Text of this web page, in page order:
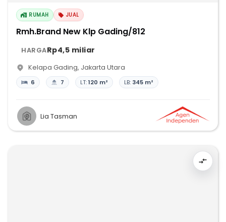
RUMAH JUAL
Rmh.Brand New Klp Gading/812
HARGARp4,5 miliar
Kelapa Gading, Jakarta Utara
6 7 LT:120 m² LB: 345 m²
Lia Tasman